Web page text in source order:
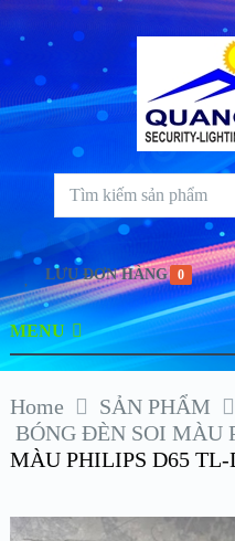
LƯU ĐƠN HÀNG 0
MENU
Home SẢN PHẨM
BÓNG ĐÈN SOI MÀU
MÀU PHILIPS D65 TL-